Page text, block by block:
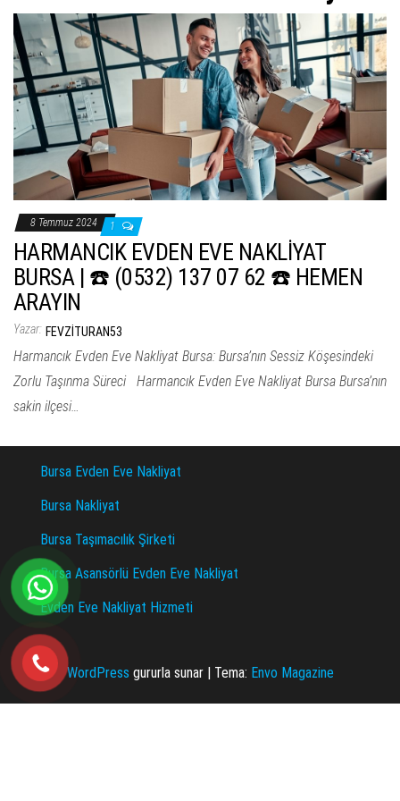
t
i
r
8 Temmuz 2024 1
HARMANCIK EVDEN EVE NAKLİYAT
BURSA | ☎️ (0532) 137 07 62 ☎️ HEMEN
ARAYIN
Yazar: FEVZITURAN53
Harmancık Evden Eve Nakliyat Bursa: Bursa’nın Sessiz Köşesindeki
Zorlu Taşınma Süreci Harmancık Evden Eve Nakliyat Bursa Bursa’nın
sakin ilçesi…
Bursa Evden Eve Nakliyat
Bursa Nakliyat
Bursa Taşımacılık Şirketi
Bursa Asansörlü Evden Eve Nakliyat
Evden Eve Nakliyat Hizmeti
WordPress gururla sunar | Tema: Envo Magazine